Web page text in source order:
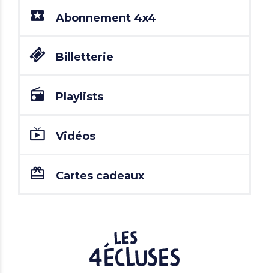
Abonnement 4x4
Billetterie
Playlists
Vidéos
Cartes cadeaux